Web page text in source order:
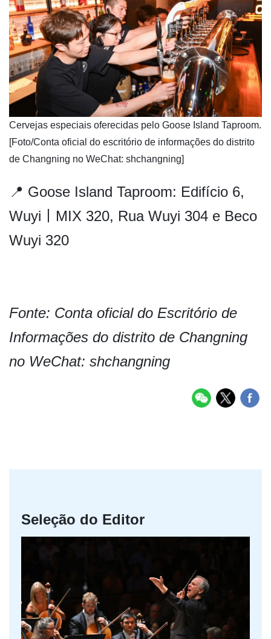
​Cervejas especiais oferecidas pelo Goose Island Taproom.
[Foto/Conta oficial do escritório de informações do distrito
de Changning no WeChat: shchangning]
📍 Goose Island Taproom: Edifício 6,
Wuyi丨MIX 320, Rua Wuyi 304 e Beco
Wuyi 320
Fonte: Conta oficial do Escritório de
Informações do distrito de Changning
no WeChat: shchangning
Seleção do Editor